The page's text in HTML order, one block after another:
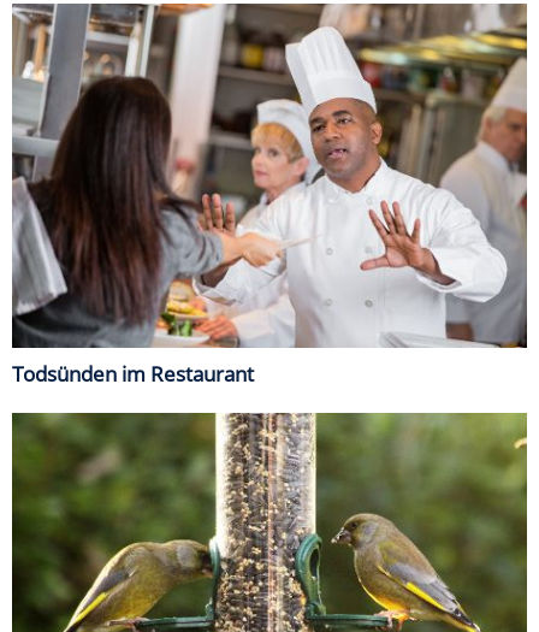
Todsünden im Restaurant